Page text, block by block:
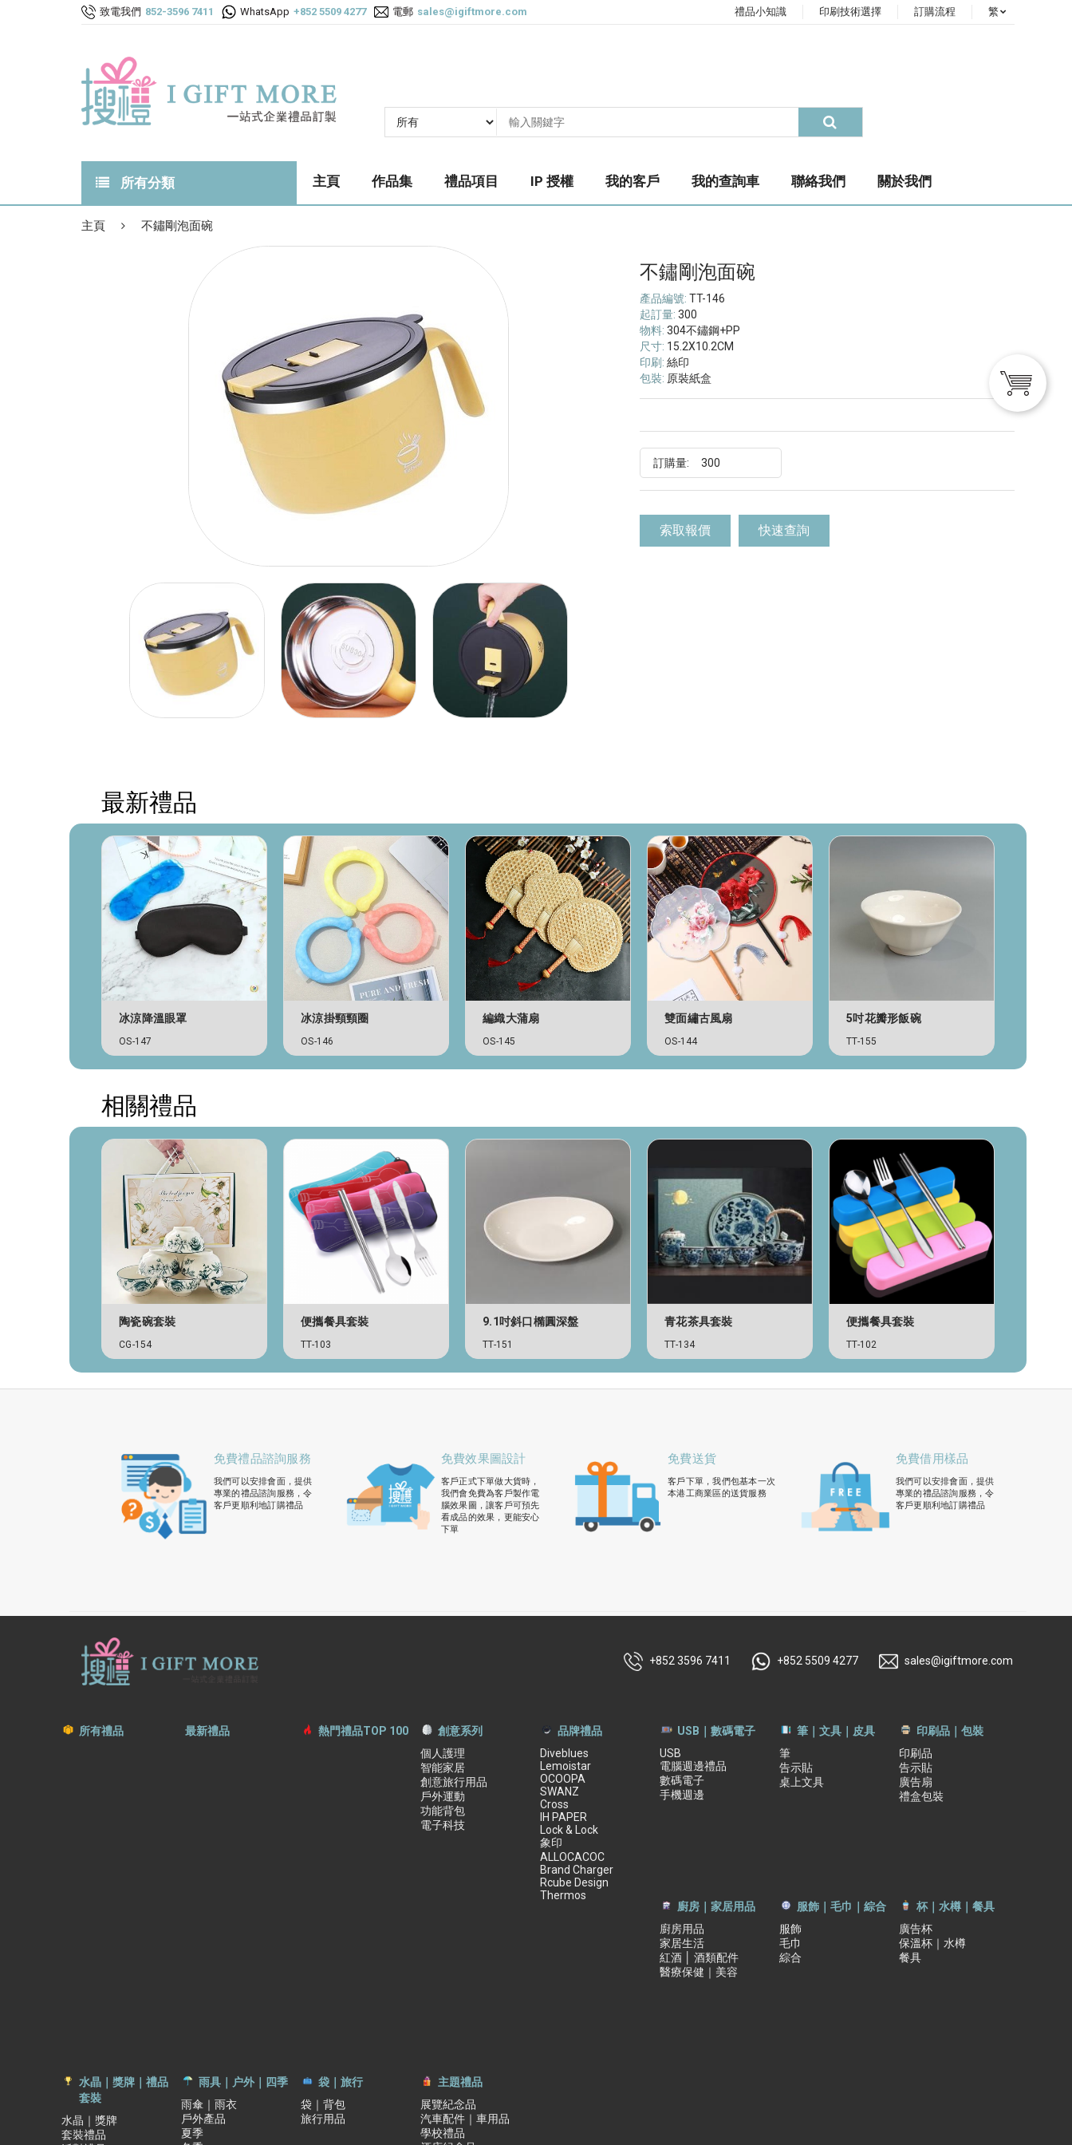
致電我們 852-3596 7411 WhatsApp +852 5509 4277 電郵 sales@igiftmore.com 禮品小知識 印刷技術選擇 訂購流程 繁
所有分類 主頁 作品集 禮品項目 IP 授權 我的客戶 我的查詢車 聯絡我們 關於我們
所有禮品
水晶｜獎牌｜禮品套裝
雨具｜户外｜四季
主頁 不鏽剛泡面碗
不鏽剛泡面碗
產品編號: TT-146
起訂量: 300
物料: 304不鏽鋼+PP
尺寸: 15.2X10.2CM
印刷: 絲印
包裝: 原裝紙盒
訂購量:
索取報價 快速查詢
最新禮品
冰涼降溫眼罩
OS-147
冰涼掛頸頸圈
OS-146
編織大蒲扇
OS-145
雙面繡古風扇
OS-144
5吋花瓣形飯碗
TT-155
相關禮品
陶瓷碗套裝
CG-154
便攜餐具套裝
TT-103
9.1吋斜口橢圓深盤
TT-151
青花茶具套裝
TT-134
便攜餐具套裝
TT-102
免費禮品諮詢服務
我們可以安排會面，提供
專業的禮品諮詢服務，令
客戶更順利地訂購禮品
免費效果圖設計
客戶正式下單做大貨時，
我們會免費為客戶製作電
腦效果圖，讓客戶可預先
看成品的效果，更能安心
下單
免費送貨
客戶下單，我們包基本一次
本港工商業區的送貨服務
免費借用樣品
我們可以安排會面，提供
專業的禮品諮詢服務，令
客戶更順利地訂購禮品
+852 3596 7411 +852 5509 4277 sales@igiftmore.com
所有禮品 最新禮品 熱門禮品TOP 100
創意系列
個人護理
智能家居
創意旅行用品
戶外運動
功能背包
電子科技
品牌禮品
Diveblues
Lemoistar
OCOOPA
SWANZ
Cross
IH PAPER
Lock & Lock
象印
ALLOCACOC
Brand Charger
Rcube Design
Thermos
USB｜數碼電子
USB
電腦週邊禮品
數碼電子
手機週邊
筆｜文具｜皮具
筆
告示貼
桌上文具
印刷品｜包裝
印刷品
告示貼
廣告扇
禮盒包裝
廚房｜家居用品
廚房用品
家居生活
紅酒 │ 酒類配件
醫療保健｜美容
服飾｜毛巾｜綜合
服飾
毛巾
綜合
杯｜水樽｜餐具
廣告杯
保溫杯｜水樽
餐具
水晶｜獎牌｜禮品
套裝
水晶｜獎牌
套裝禮品
雨具｜户外｜四季
雨傘｜雨衣
戶外產品
夏季
袋｜旅行
袋｜背包
旅行用品
主題禮品
展覽紀念品
汽車配件｜車用品
學校禮品